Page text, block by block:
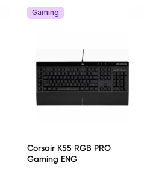
Gaming
Corsair K55 RGB PRO
Gaming ENG